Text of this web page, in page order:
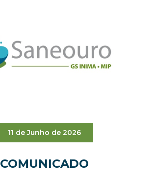
11 de Junho de 2026
COMUNICADO